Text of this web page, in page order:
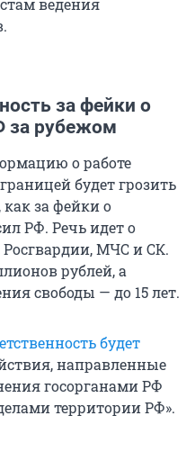
ведения
за фейки о
за рубежом
о работе
будет грозить
как за фейки о
РФ. Речь идет о
Росгвардии, МЧС и СК.
рублей, а
свободы — до 15 лет.
будет
направленные
госорганами РФ
территории РФ».